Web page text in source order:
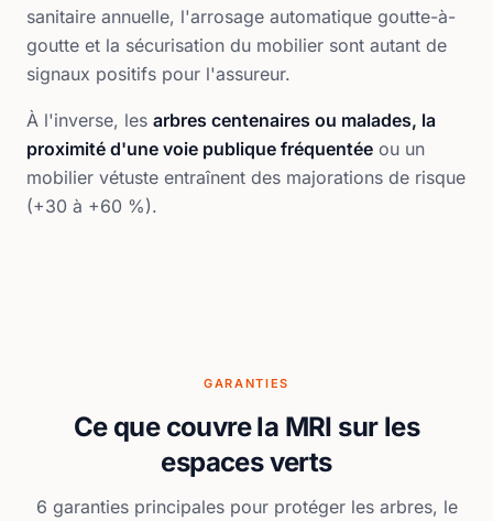
sanitaire annuelle, l'arrosage automatique goutte-à-
goutte et la sécurisation du mobilier sont autant de
signaux positifs pour l'assureur.
À l'inverse, les arbres centenaires ou malades, la
proximité d'une voie publique fréquentée ou un
mobilier vétuste entraînent des majorations de risque
(+30 à +60 %).
GARANTIES
Ce que couvre la MRI sur les
espaces verts
6 garanties principales pour protéger les arbres, le